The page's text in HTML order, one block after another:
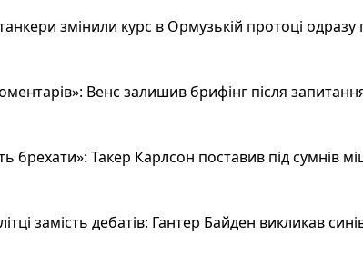
змінили курс в Ормузькій протоці одразу
Венс залишив брифінг після
Такер Карлсон поставив під сумнів
замість дебатів: Гантер Байден викликав